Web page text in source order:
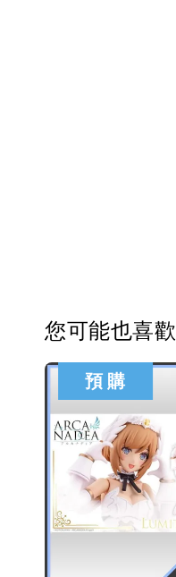
您可能也喜歡
預 購